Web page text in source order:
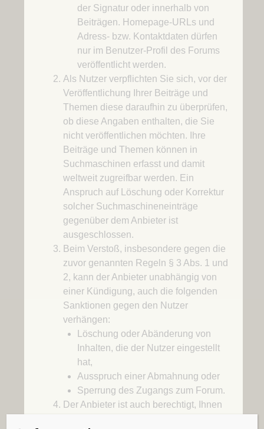
der Signatur oder innerhalb von
Beiträgen. Homepage-URLs und
Adress- bzw. Kontaktdaten dürfen
nur im Benutzer-Profil des Forums
veröffentlicht werden.
Als Nutzer verpflichten Sie sich, vor der
Veröffentlichung Ihrer Beiträge und
Themen diese daraufhin zu überprüfen,
ob diese Angaben enthalten, die Sie
nicht veröffentlichen möchten. Ihre
Beiträge und Themen können in
Suchmaschinen erfasst und damit
weltweit zugreifbar werden. Ein
Anspruch auf Löschung oder Korrektur
solcher Suchmaschineneinträge
gegenüber dem Anbieter ist
ausgeschlossen.
Beim Verstoß, insbesondere gegen die
zuvor genannten Regeln § 3 Abs. 1 und
2, kann der Anbieter unabhängig von
einer Kündigung, auch die folgenden
Sanktionen gegen den Nutzer
verhängen:
Löschung oder Abänderung von
Inhalten, die der Nutzer eingestellt
hat,
Ausspruch einer Abmahnung oder
Sperrung des Zugangs zum Forum.
Der Anbieter ist auch berechtigt, Ihnen